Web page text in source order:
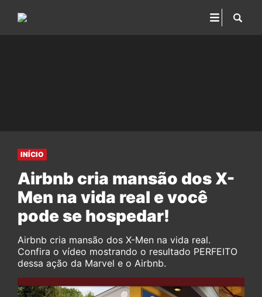
INÍCIO
Airbnb cria mansão dos X-
Men na vida real e você
pode se hospedar!
Airbnb cria mansão dos X-Men na vida real.
Confira o vídeo mostrando o resultado PERFEITO
dessa ação da Marvel e o Airbnb.